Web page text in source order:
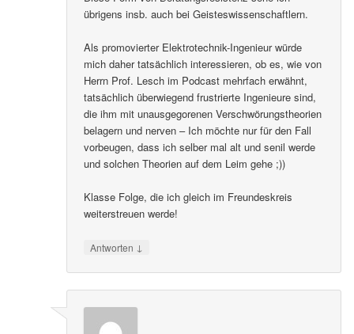
übrigens insb. auch bei Geisteswissenschaftlern.
Als promovierter Elektrotechnik-Ingenieur würde
mich daher tatsächlich interessieren, ob es, wie von
Herrn Prof. Lesch im Podcast mehrfach erwähnt,
tatsächlich überwiegend frustrierte Ingenieure sind,
die ihm mit unausgegorenen Verschwörungstheorien
belagern und nerven – Ich möchte nur für den Fall
vorbeugen, dass ich selber mal alt und senil werde
und solchen Theorien auf dem Leim gehe ;))
Klasse Folge, die ich gleich im Freundeskreis
weiterstreuen werde!
Antworten ↓